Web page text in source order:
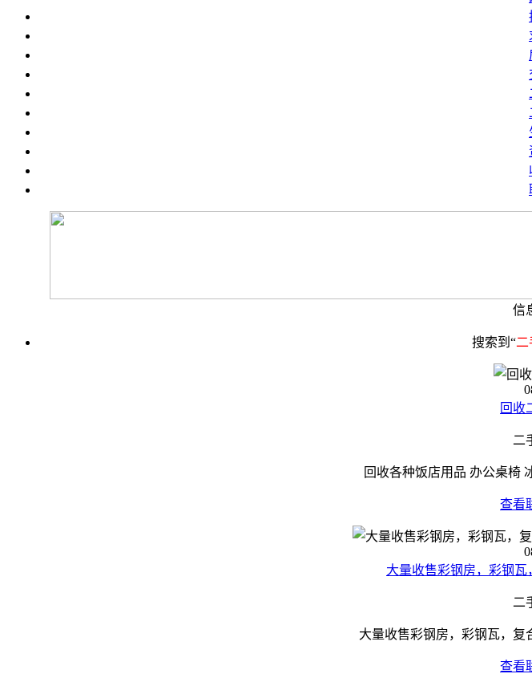
信
搜索到“二
回收
二
回收各种饭店用品 办公桌椅
查看
大量收售彩钢房，彩钢
二
大量收售彩钢房，彩钢瓦，
查看